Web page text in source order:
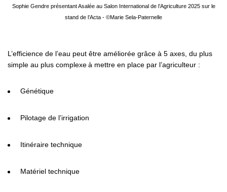
Sophie Gendre présentant Asalée au Salon International de l’Agriculture 2025 sur le
stand de l’Acta - ©Marie Sela-Paternelle
L’efficience de l’eau peut être améliorée grâce à 5 axes, du plus
simple au plus complexe à mettre en place par l’agriculteur :
Génétique
Pilotage de l’irrigation
Itinéraire technique
Matériel technique